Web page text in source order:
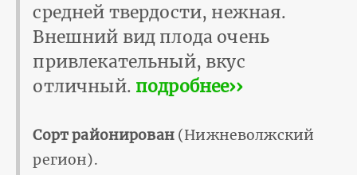
средней твердости, нежная.
Внешний вид плода очень
привлекательный, вкус
отличный. подробнее››
Сорт районирован(Нижневолжский
регион).